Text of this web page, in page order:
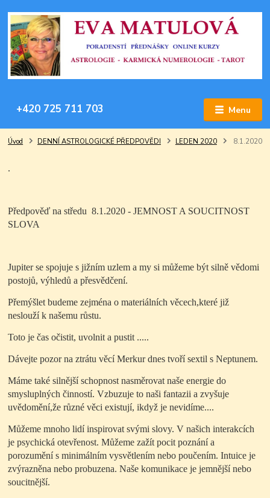
Menu
+420 725 711 703
Úvod DENNÍ ASTROLOGICKÉ PŘEDPOVĚDI LEDEN 2020 8.1.2020
.
Předpověď na středu 8.1.2020 - JEMNOST A SOUCITNOST
SLOVA
Jupiter se spojuje s jižním uzlem a my si můžeme být silně vědomi
postojů, výhledů a přesvědčení.
Přemýšlet budeme zejména o materiálních věcech,které již
neslouží k našemu růstu.
Toto je čas očistit, uvolnit a pustit .....
Dávejte pozor na ztrátu věcí Merkur dnes tvoří sextil s Neptunem.
Máme také silnější schopnost nasměrovat naše energie do
smysluplných činností. Vzbuzuje to naši fantazii a zvyšuje
uvědomění,že různé věci existují, ikdyž je nevidíme....
Můžeme mnoho lidí inspirovat svými slovy. V našich interakcích
je psychická otevřenost. Můžeme zažít pocit poznání a
porozumění s minimálním vysvětlením nebo poučením. Intuice je
zvýrazněna nebo probuzena. Naše komunikace je jemnější nebo
soucitnější.